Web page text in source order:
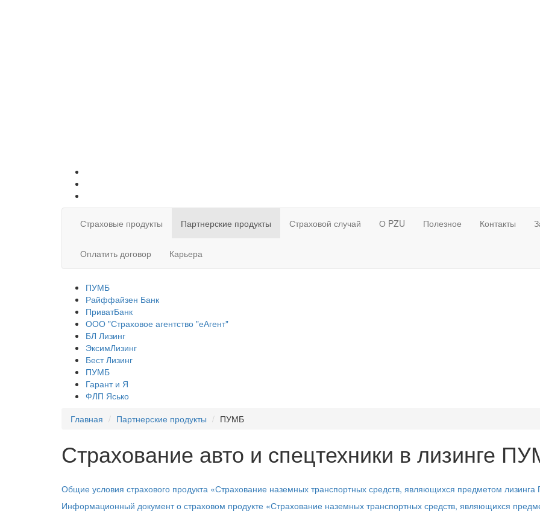
Страховые продукты Партнерские продукты Страховой случай О PZU Полезное Контакты
Оплатить договор Карьера
ПУМБ
Райффайзен Банк
ПриватБанк
ООО "Страховое агентство "еАгент"
БЛ Лизинг
ЭксимЛизинг
Бест Лизинг
ПУМБ
Гарант и Я
ФЛП Ясько
Главная
Партнерские продукты ПУМБ
Страхование авто и спецтехники в лизинге
Общие условия страхового продукта «Страхование наземных транспортных средств, являющихся предметом
Информационный документ о страховом продукте «Страхование наземных транспортных средств, являющихся